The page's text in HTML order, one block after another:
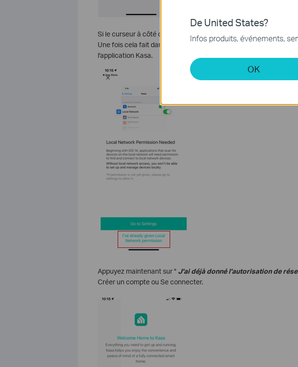
Si le curseur à côté du réseau local n'est pas vert et à droite, vous
Une fois cela fait dans le coin supérieur gauche de l'écran,
l'application Kasa.
Appuyez maintenant sur " J'ai déjà donné l'autorisation de
Créer un compte ou Se connecter.
De United States?
Infos produits, événements,
OK